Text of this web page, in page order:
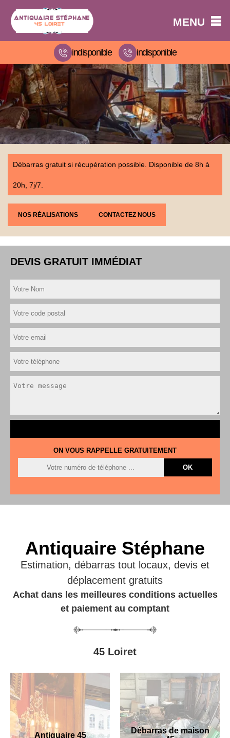
MENU
indisponible indisponible
Débarras gratuit si récupération possible. Disponible de 8h à
20h, 7j/7.
NOS RÉALISATIONS CONTACTEZ NOUS
DEVIS GRATUIT IMMÉDIAT
ON VOUS RAPPELLE GRATUITEMENT
Antiquaire Stéphane
Estimation, débarras tout locaux, devis et
déplacement gratuits
Achat dans les meilleures conditions actuelles
et paiement au comptant
45 Loiret
Antiquaire 45
Débarras de maison